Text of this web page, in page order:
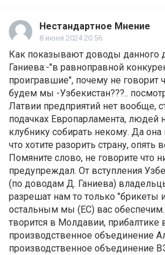
Нестандартное Мнение
8 июня 2024 20:56
Как показывают доводы данного
Ганиева:-"в равноправной
проигравшие", почему не говорит
будем мы -Узбекистан???..
Латвии предприятий нет вообще,
подачках Европарламента, людей
клубнику собирать некому. Да она
что хотите разорить страну, опять
Помяните слово, не говорите что
предупреждал. От вступления
(по доводам Д. Ганиева)
разрешат нам то только "брикеты
остальным мы (ЕС) вас
творится в Молдавии, прибалтике
производственное объединение
производственное объединение